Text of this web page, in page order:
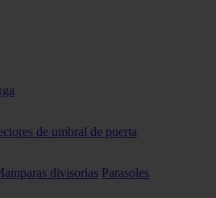
de umbral de puerta
divisorias Parasoles